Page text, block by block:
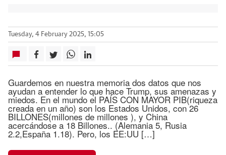
Tuesday, 4 February 2025, 15:05
Guardemos en nuestra memoria dos datos que nos
ayudan a entender lo que hace Trump, sus amenazas y
miedos. En el mundo el PAÍS CON MAYOR PIB(riqueza
creada en un año) son los Estados Unidos, con 26
BILLONES(millones de millones ), y China
acercándose a 18 Billones.. (Alemania 5, Rusia
2.2,España 1.18). Pero, los EE:UU […]